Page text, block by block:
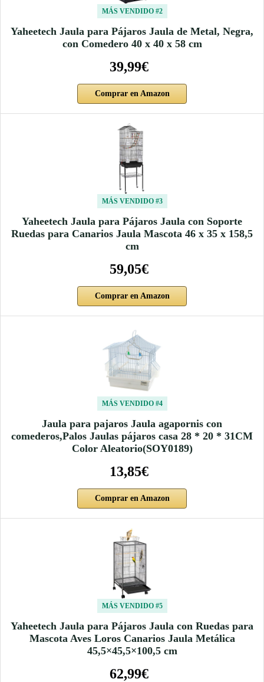
MÁS VENDIDO #2
Yaheetech Jaula para Pájaros Jaula de Metal, Negra,
con Comedero 40 x 40 x 58 cm
39,99€
Comprar en Amazon
MÁS VENDIDO #3
Yaheetech Jaula para Pájaros Jaula con Soporte
Ruedas para Canarios Jaula Mascota 46 x 35 x 158,5
cm
59,05€
Comprar en Amazon
MÁS VENDIDO #4
Jaula para pajaros Jaula agapornis con
comederos,Palos Jaulas pájaros casa 28 * 20 * 31CM
Color Aleatorio(SOY0189)
13,85€
Comprar en Amazon
MÁS VENDIDO #5
Yaheetech Jaula para Pájaros Jaula con Ruedas para
Mascota Aves Loros Canarios Jaula Metálica
45,5×45,5×100,5 cm
62,99€